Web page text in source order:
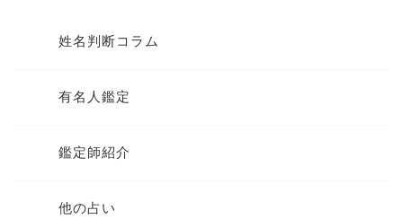
姓名判断コラム
有名人鑑定
鑑定師紹介
他の占い